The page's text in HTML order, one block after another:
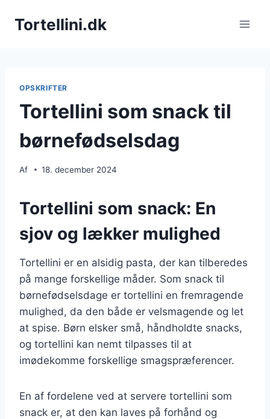
Tortellini.dk
OPSKRIFTER
Tortellini som snack til
børnefødselsdag
Af 18. december 2024
Tortellini som snack: En
sjov og lækker mulighed
Tortellini er en alsidig pasta, der kan tilberedes
på mange forskellige måder. Som snack til
børnefødselsdage er tortellini en fremragende
mulighed, da den både er velsmagende og let
at spise. Børn elsker små, håndholdte snacks,
og tortellini kan nemt tilpasses til at
imødekomme forskellige smagspræferencer.
En af fordelene ved at servere tortellini som
snack er, at den kan laves på forhånd og